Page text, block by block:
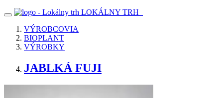
LOKÁLNY TRH
VÝROBCOVIA
BIOPLANT
VÝROBKY
JABLKÁ FUJI